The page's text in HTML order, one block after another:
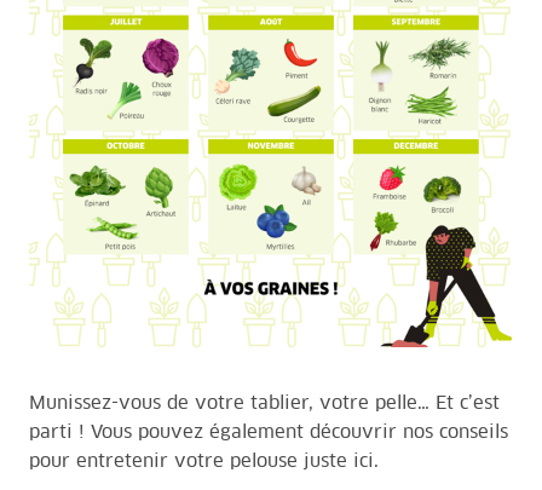
Munissez-vous de votre tablier, votre pelle… Et c’est
parti ! Vous pouvez également découvrir nos conseils
pour entretenir votre pelouse juste ici .